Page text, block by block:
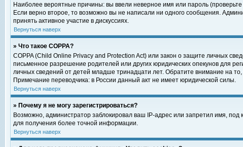
Наиболее вероятные причины: вы ввели неверное имя или пароль
Если верно второе, то возможно вы не написали ни одного сообщения.
принять активное участие в дискуссиях.
Вернуться наверх
» Что такое COPPA?
COPPA (Child Online Privacy and Protection Act) или закон о защите личных
письменное разрешение родителей или других юридических опекунов для
личных сведений от детей младше тринадцати лет. Обратите внимание на
Примечание переводчика: в России данный акт не имеет юридической силы.
Вернуться наверх
» Почему я не могу зарегистрироваться?
Возможно, администратор заблокировал ваш IP-адрес или запретил имя,
для получения более точной информации.
Вернуться наверх